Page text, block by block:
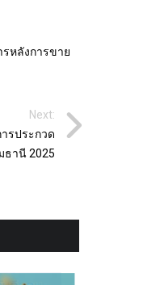
รหลังการขาย
Next:
รประกวด
ธานี 2025